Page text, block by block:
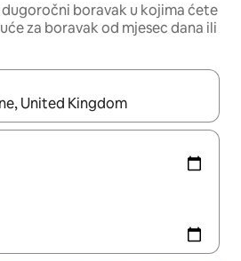
boravak u kojima ćete
za boravak od mjesec dana ili
možete da se krećete kroz njih